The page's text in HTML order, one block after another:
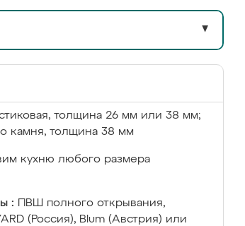
▼
толщина 26 мм или 38 мм;
камня, толщина 38 мм
кухню любого размера
:
ПВШ полного открывания,
(Россия), Blum (Австрия) или